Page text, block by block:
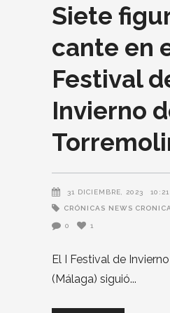
Siete
cante en
Festival
Invierno
31 DICIEMBRE, 2023 10:21
CRÓNICAS NEWS
0 1
El I Festival de
(Málaga) siguió